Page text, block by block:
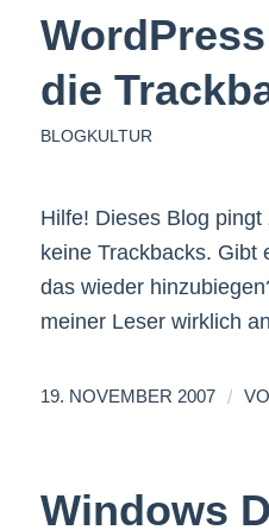
die
BLOGKULTUR
Hilfe! Dieses Blog
keine Trackbacks. Gibt
das wieder
meiner Leser wirklich
19. NOVEMBER 2007 /
Windows